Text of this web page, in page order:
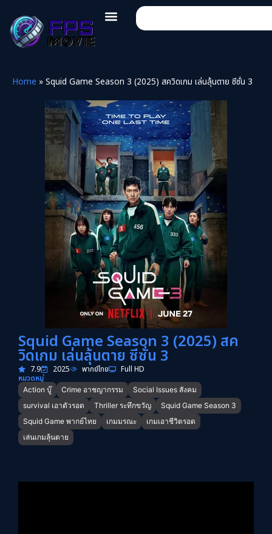
Home » Squid Game Season 3 (2025) สควิดเกม เล่นลุ้นตาย ซีซั่น 3
Squid Game Season 3 (2025) สค
วิดเกม เล่นลุ้นตาย ซีซั่น 3
7.9 2025 พากย์ไทย
Full HD
หมวดหมู่
Action บู๊ Crime อาชญากรรม
Social Issues สังคม
survival เอาตัวรอด
Thriller ระทึกขวัญ
Squid Game Season 3
Squid Game พากย์ไทย
เกมมรณะ
เกมเอาชีวิตรอด
เล่นเกมลุ้นตาย